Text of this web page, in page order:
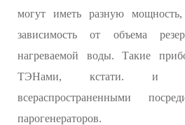
могут иметь разную
зависимость от объема
нагреваемой воды. Такие
ТЭНами, кстати. и
всераспространенными
парогенераторов.